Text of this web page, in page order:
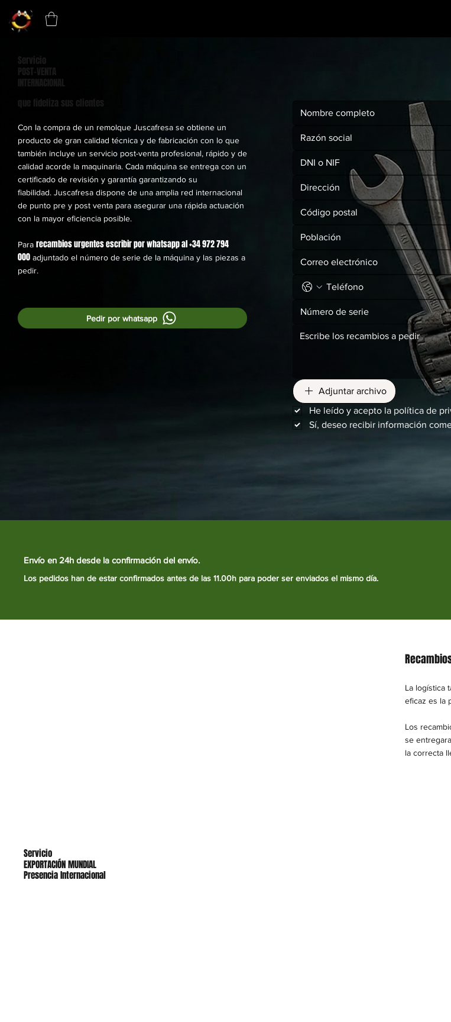
Adjuntar archivo
He leído y acepto la política de
Sí, deseo recibir información
Servicio
POST-VENTA
INTERNACIONAL
que fideliza sus clientes
Con la compra de un remolque Juscafresa se obtiene un
producto de gran calidad técnica y de fabricación con lo que
también incluye un servicio post-venta profesional, rápido y de
calidad acorde la maquinaria. Cada máquina se entrega con un
certificado de revisión y garantía garantizando su
fiabilidad. Juscafresa dispone de una amplia red internacional
de punto pre y post venta para asegurar una rápida actuación
con la mayor eficiencia posible.
Para recambios urgentes escribir por whatsapp al+34 972 794
000adjuntado el número de serie de la máquina y las piezas a
pedir.
Pedir por whatsapp
La logística
eficaz es la
Los
se
la correcta
Los pedidos han de estar confirmados antes de las 11.00h para poder ser enviados el mismo día.
Envío en 24h desde la confirmación del envío.
Servicio
EXPORTACIÓN MUNDIAL
Presencia Internacional